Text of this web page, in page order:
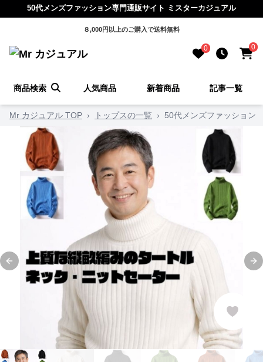
50代メンズファッション専門通販サイト ミスターカジュアル
８,000円以上のご購入で送料無料
0 0
商品検索 人気商品 新着商品 記事一覧
Mr カジュアル TOP › トップスの一覧 › 50代メンズファッション
Previous slide